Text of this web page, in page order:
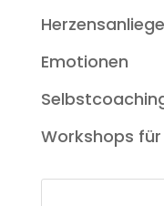
Emotionen
Workshops